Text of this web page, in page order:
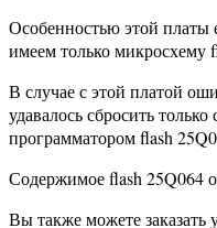
Особенностью этой платы
имеем только микросхему
В случае с этой платой
удавалось сбросить
программатором flash
Содержимое flash 25Q064
Вы также можете